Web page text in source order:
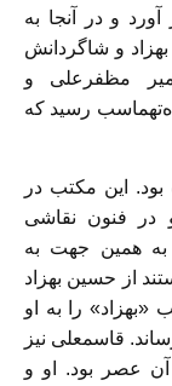
آورد و در آنجا به
و شاگردانش
مظفرعلی و
رسيد كه
اين مكتب در
در فنون نقاشی
به همين جهت به
از حسين بهزاد
«بهزاد» را به او
قاسمعلی نيز
آن عصر بود. او و